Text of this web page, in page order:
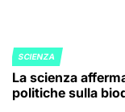
POSTED
IN
SCIENZA
La scienza
politiche sulla